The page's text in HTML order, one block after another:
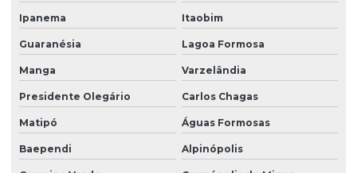
Ipanema Itaobim
Guaranésia Lagoa Formosa
Manga Varzelândia
Presidente Olegário Carlos Chagas
Matipó Águas Formosas
Baependi Alpinópolis